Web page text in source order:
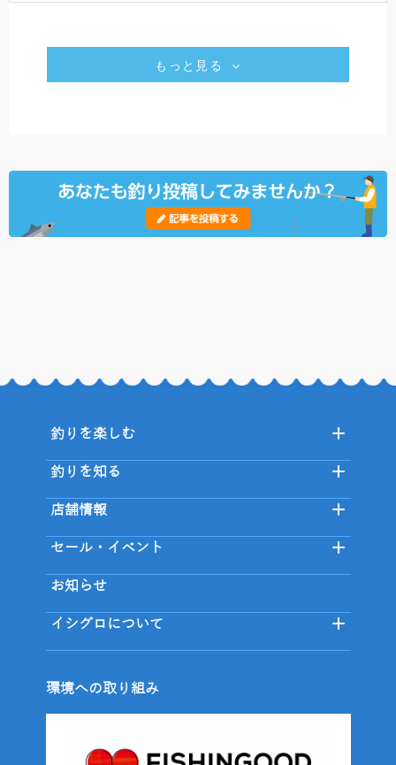
もっと見る
釣りを楽しむ
釣りを知る
店舗情報
セール・イベント
お知らせ
イシグロについて
環境への取り組み